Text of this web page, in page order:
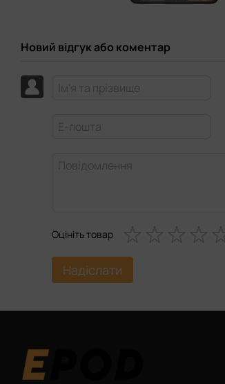
Новий відгук або коментар
Оцініть товар
Надіслати